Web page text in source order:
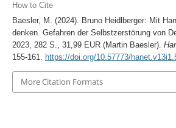
How to Cite
Baesler, M. (2024). Bruno Heidlberger: Mit
denken. Gefahren der Selbstzerstörung von
2023, 282 S., 31,99 EUR (Martin Baesler).
155-161. https://doi.org/10.57773/
More Citation Formats